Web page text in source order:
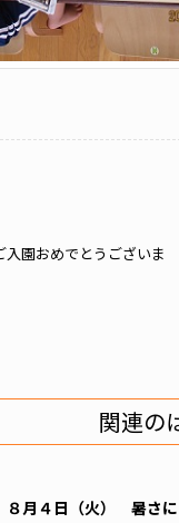
園おめでとうございま
関連の
８月４日（火） 暑さに